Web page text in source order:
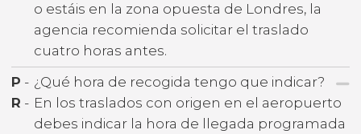
o estáis en la zona opuesta de Londres, la
agencia recomienda solicitar el traslado
cuatro horas antes.
P - ¿Qué hora de recogida tengo que indicar?
R - En los traslados con origen en el aeropuerto
debes indicar la hora de llegada programada